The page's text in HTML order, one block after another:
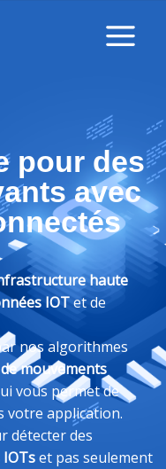
pour des
avec
haute
IOTet de
nos algorithmes
mouvements
vous permet de
votre application.
détecter des
et pas seulement